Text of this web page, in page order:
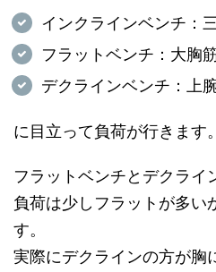
インクラインベンチ：
フラットベンチ：大胸
デクラインベンチ：上
に目立って負荷が行きます。
フラットベンチとデクライ
負荷は少しフラットが多い
す。
実際にデクラインの方が胸